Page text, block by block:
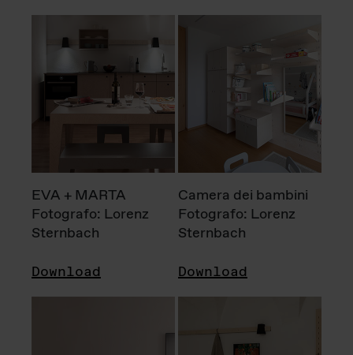
EVA + MARTA
Fotografo: Lorenz
Sternbach
Download
Camera dei bambini
Fotografo: Lorenz
Sternbach
Download